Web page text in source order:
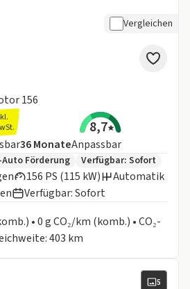
Vergleichen
156
8,7
Laufzeit
36MonateAnpassbar
Auto Förderung Verfügbar: Sofort
156 PS (115 kW)
Automatik
Verfügbar: Sofort
• 0 g CO₂/km (komb.) • CO₂-
403 km
5